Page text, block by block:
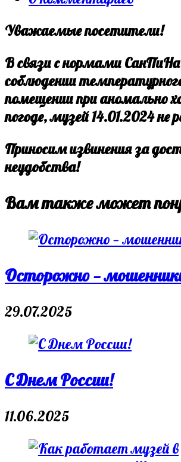
Уважаемые посетители!
В связи с нормами
соблюдении
помещении при аномально
погоде, музей 14.01.2024 не
Приносим извинения за
неудобства!
Вам также может
Осторожно —
29.07.2025
С Днем России!
11.06.2025